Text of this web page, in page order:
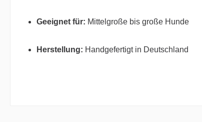
Geeignet für: Mittelgroße bis große Hunde
Herstellung: Handgefertigt in Deutschland